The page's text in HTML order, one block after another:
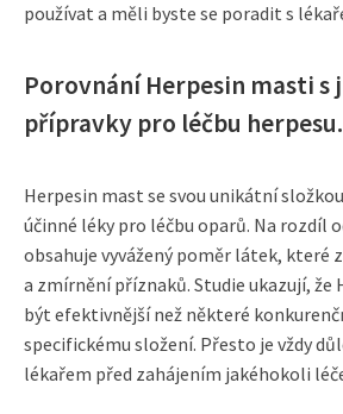
používat a měli byste se poradit s
Porovnání Herpesin masti
přípravky pro léčbu herpesu.
Herpesin mast se svou unikátní
účinné léky pro léčbu oparů. Na rozdíl
obsahuje vyvážený poměr látek, které
a zmírnění příznaků. Studie ukazují, že
být efektivnější než některé
specifickému složení. Přesto je vždy
lékařem před zahájením jakéhokoli